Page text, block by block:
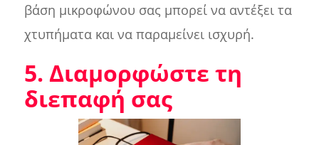
βάση μικροφώνου σας μπορεί να αντέξει τα
χτυπήματα και να παραμείνει ισχυρή.
5. Διαμορφώστε τη
διεπαφή σας